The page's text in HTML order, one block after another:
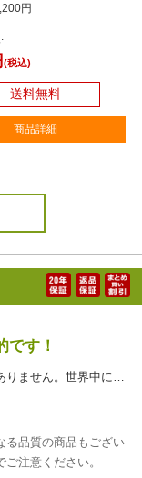
円
(税込)
送料無料
商品詳細
です！
オランダ水牛と言ってもオランダ産の水牛ではありません。世界中に分布する陸牛の角を加工したものです。※白水牛ともいいます。白っぽい飴色をした美しい認め印としても使われる印材で美的感覚に優れ、彫刻しやすい認め印作成に適した品質で、黒水牛と同様乾燥に弱いため、芯持ち材料を使います。印鑑市場では比較的模様の少ない芯持ち・厳選品を使用していますが天然物のためサンプル画像と模様が異なる場合がございます。
る品質の商品もござい
注意ください。